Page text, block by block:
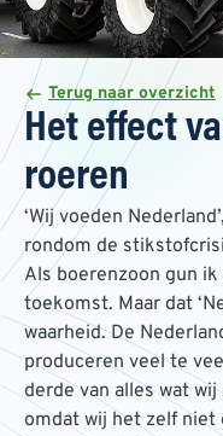
Terug naar overzicht
Het effect
roeren
‘Wij voeden
rondom de
Als boerenzoon gun
toekomst. Maar dat
waarheid. De
produceren veel te
derde van alles wat
omdat wij het zelf niet